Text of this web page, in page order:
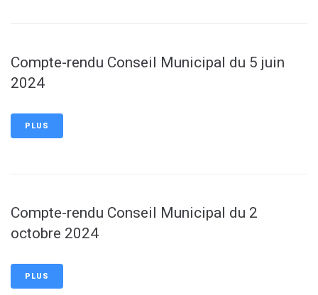
Compte-rendu Conseil Municipal du 5 juin
2024
PLUS
Compte-rendu Conseil Municipal du 2
octobre 2024
PLUS